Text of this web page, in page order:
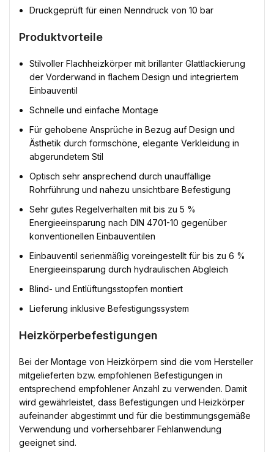
Druckgeprüft für einen Nenndruck von 10 bar
Produktvorteile
Stilvoller Flachheizkörper mit brillanter Glattlackierung
der Vorderwand in flachem Design und integriertem
Einbauventil
Schnelle und einfache Montage
Für gehobene Ansprüche in Bezug auf Design und
Ästhetik durch formschöne, elegante Verkleidung in
abgerundetem Stil
Optisch sehr ansprechend durch unauffällige
Rohrführung und nahezu unsichtbare Befestigung
Sehr gutes Regelverhalten mit bis zu 5 %
Energieeinsparung nach DIN 4701-10 gegenüber
konventionellen Einbauventilen
Einbauventil serienmäßig voreingestellt für bis zu 6 %
Energieeinsparung durch hydraulischen Abgleich
Blind- und Entlüftungsstopfen montiert
Lieferung inklusive Befestigungssystem
Heizkörperbefestigungen
Bei der Montage von Heizkörpern sind die vom Hersteller
mitgelieferten bzw. empfohlenen Befestigungen in
entsprechend empfohlener Anzahl zu verwenden. Damit
wird gewährleistet, dass Befestigungen und Heizkörper
aufeinander abgestimmt und für die bestimmungsgemäße
Verwendung und vorhersehbarer Fehlanwendung
geeignet sind.